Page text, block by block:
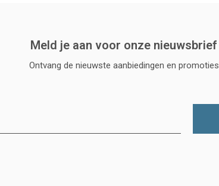
Meld je aan voor onze nieuwsbrief
Ontvang de nieuwste aanbiedingen en promoties